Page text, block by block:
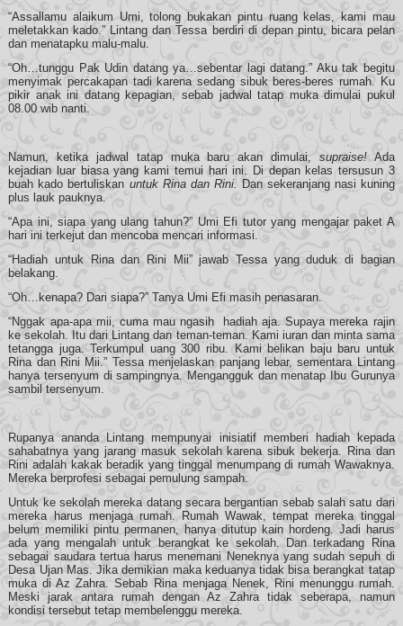
“Assallamu alaikum Umi, tolong bukakan pintu ruang kelas, kami mau
meletakkan kado.” Lintang dan Tessa berdiri di depan pintu, bicara pelan
dan menatapku malu-malu.
“Oh…tunggu Pak Udin datang ya…sebentar lagi datang.” Aku tak begitu
menyimak percakapan tadi karena sedang sibuk beres-beres rumah. Ku
pikir anak ini datang kepagian, sebab jadwal tatap muka dimulai pukul
08.00 wib nanti.
Namun, ketika jadwal tatap muka baru akan dimulai, supraise!Ada
kejadian luar biasa yang kami temui hari ini. Di depan kelas tersusun 3
buah kado bertuliskan untuk Rina dan Rini. Dan sekeranjang nasi kuning
plus lauk pauknya.
“Apa ini, siapa yang ulang tahun?” Umi Efi tutor yang mengajar paket A
hari ini terkejut dan mencoba mencari informasi.
“Hadiah untuk Rina dan Rini Mii” jawab Tessa yang duduk di bagian
belakang.
“Oh…kenapa? Dari siapa?” Tanya Umi Efi masih penasaran.
“Nggak apa-apa mii, cuma mau ngasih hadiah aja. Supaya mereka rajin
ke sekolah. Itu dari Lintang dan teman-teman. Kami iuran dan minta sama
tetangga juga. Terkumpul uang 300 ribu. Kami belikan baju baru untuk
Rina dan Rini Mii.” Tessa menjelaskan panjang lebar, sementara Lintang
hanya tersenyum di sampingnya. Mengangguk dan menatap Ibu Gurunya
sambil tersenyum.
Rupanya ananda Lintang mempunyai inisiatif memberi hadiah kepada
sahabatnya yang jarang masuk sekolah karena sibuk bekerja. Rina dan
Rini adalah kakak beradik yang tinggal menumpang di rumah Wawaknya.
Mereka berprofesi sebagai pemulung sampah.
Untuk ke sekolah mereka datang secara bergantian sebab salah satu dari
mereka harus menjaga rumah. Rumah Wawak, tempat mereka tinggal
belum memiliki pintu permanen, hanya ditutup kain hordeng. Jadi harus
ada yang mengalah untuk berangkat ke sekolah. Dan terkadang Rina
sebagai saudara tertua harus menemani Neneknya yang sudah sepuh di
Desa Ujan Mas. Jika demikian maka keduanya tidak bisa berangkat tatap
muka di Az Zahra. Sebab Rina menjaga Nenek, Rini menunggu rumah.
Meski jarak antara rumah dengan Az Zahra tidak seberapa, namun
kondisi tersebut tetap membelenggu mereka.